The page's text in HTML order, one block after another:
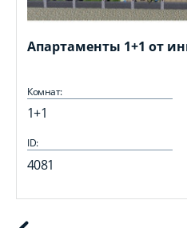
Апартаменты 1+1 от
Комнат:
1+1
ID:
4081